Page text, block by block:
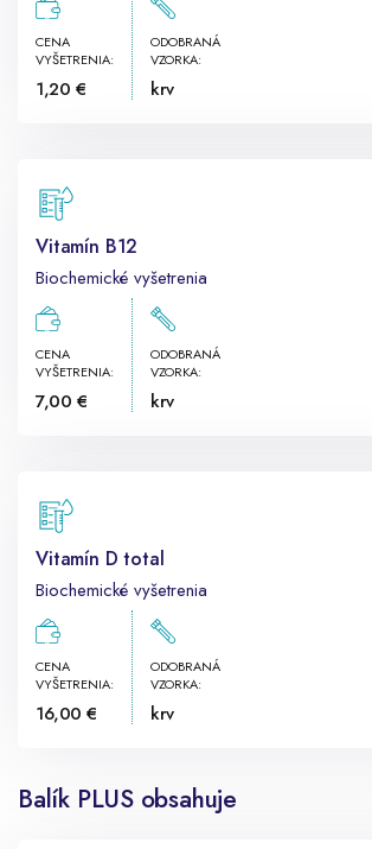
CENA
VYŠETRENIA:
1,20 €
ODOBRANÁ
VZORKA:
krv
Vitamín B12
Biochemické vyšetrenia
CENA
VYŠETRENIA:
7,00 €
ODOBRANÁ
VZORKA:
krv
Vitamín D total
Biochemické vyšetrenia
CENA
VYŠETRENIA:
16,00 €
ODOBRANÁ
VZORKA:
krv
Balík PLUS obsahuje